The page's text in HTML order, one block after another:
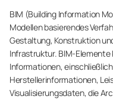
BIM (Building Information
Modellen basierendes
Gestaltung, Konstruktion
Infrastruktur. BIM-
Informationen,
Herstellerinformationen,
Visualisierungsdaten, die